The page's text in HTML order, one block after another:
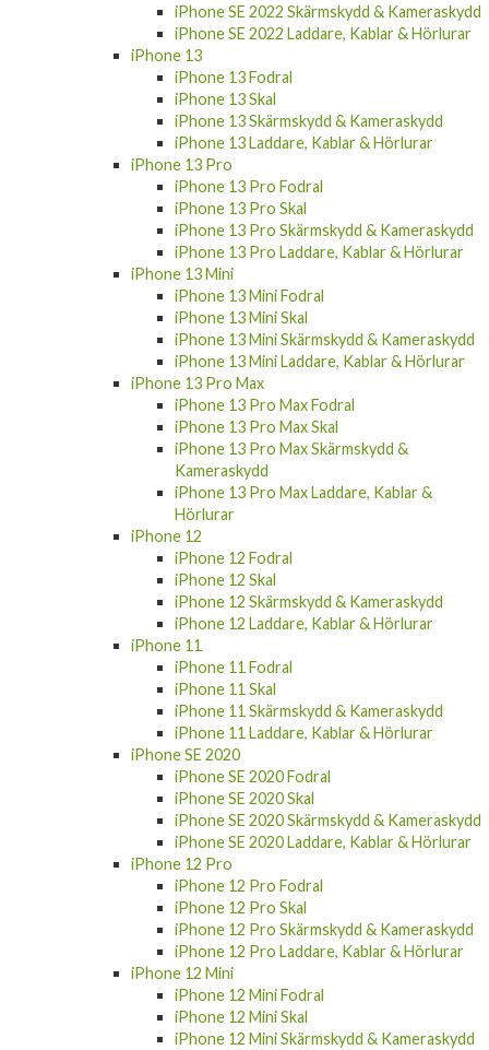
iPhone SE 2022 Laddare, Kablar & Hörlurar
iPhone 13
iPhone 13 Fodral
iPhone 13 Skal
iPhone 13 Skärmskydd & Kameraskydd
iPhone 13 Laddare, Kablar & Hörlurar
iPhone 13 Pro
iPhone 13 Pro Fodral
iPhone 13 Pro Skal
iPhone 13 Pro Skärmskydd & Kameraskydd
iPhone 13 Pro Laddare, Kablar & Hörlurar
iPhone 13 Mini
iPhone 13 Mini Fodral
iPhone 13 Mini Skal
iPhone 13 Mini Skärmskydd & Kameraskydd
iPhone 13 Mini Laddare, Kablar & Hörlurar
iPhone 13 Pro Max
iPhone 13 Pro Max Fodral
iPhone 13 Pro Max Skal
iPhone 13 Pro Max Skärmskydd &
Kameraskydd
iPhone 13 Pro Max Laddare, Kablar &
Hörlurar
iPhone 12
iPhone 12 Fodral
iPhone 12 Skal
iPhone 12 Skärmskydd & Kameraskydd
iPhone 12 Laddare, Kablar & Hörlurar
iPhone 11
iPhone 11 Fodral
iPhone 11 Skal
iPhone 11 Skärmskydd & Kameraskydd
iPhone 11 Laddare, Kablar & Hörlurar
iPhone SE 2020
iPhone SE 2020 Fodral
iPhone SE 2020 Skal
iPhone SE 2020 Skärmskydd & Kameraskydd
iPhone SE 2020 Laddare, Kablar & Hörlurar
iPhone 12 Pro
iPhone 12 Pro Fodral
iPhone 12 Pro Skal
iPhone 12 Pro Skärmskydd & Kameraskydd
iPhone 12 Pro Laddare, Kablar & Hörlurar
iPhone 12 Mini
iPhone 12 Mini Fodral
iPhone 12 Mini Skal
iPhone 12 Mini Skärmskydd & Kameraskydd
iPhone 12 Mini Laddare, Kablar & Hörlurar